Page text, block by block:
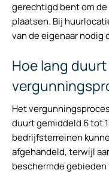
gerechtigd bent om
plaatsen. Bij
van de eigenaar nodig
Hoe lang
Het
duurt gemiddeld 6 tot
bedrijfsterreinen
afgehandeld, terwijl
beschermde gebieden